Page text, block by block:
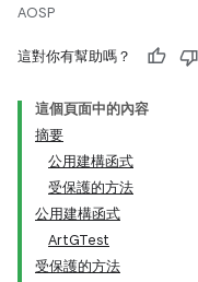
AOSP
這對你有幫助嗎？
這個頁面中的內容
摘要
公用建構函式
受保護的方法
公用建構函式
ArtGTest
受保護的方法